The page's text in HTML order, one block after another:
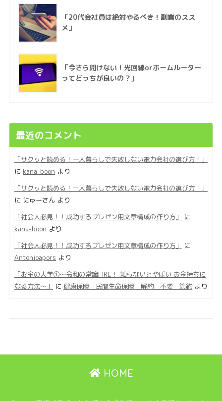
「20代会社員は絶対やるべき！副業のスス
メ」
「今さら聞けない！光回線orホームルーター
ってどっちが良いの？」
最近のコメント
「サクッと読める！一人暮らしで失敗しない電力会社の選び方！」
に kana-boon より
「サクッと読める！一人暮らしで失敗しない電力会社の選び方！」
に にゅーさんより
「社会人必見！！成功するプレゼン用文章構成の作り方」
に
kana-boon より
「社会人必見！！成功するプレゼン用文章構成の作り方」
に
Antonioapors より
「お金の大学①〜令和の常識FIRE！ 知らないとやばい お金持ちに
なる方法〜」
に 健康保険 民間生命保険 解約 不要 節約より
HOME